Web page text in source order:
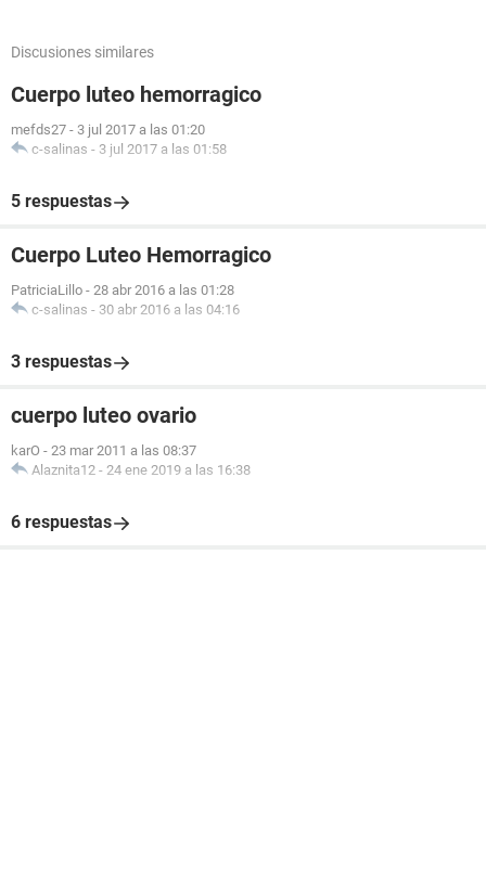
Discusiones similares
Cuerpo luteo hemorragico
mefds27 - 3 jul 2017 a las 01:20
c-salinas - 3 jul 2017 a las 01:58
5 respuestas
Cuerpo Luteo Hemorragico
PatriciaLillo - 28 abr 2016 a las 01:28
c-salinas - 30 abr 2016 a las 04:16
3 respuestas
cuerpo luteo ovario
karO - 23 mar 2011 a las 08:37
Alaznita12 - 24 ene 2019 a las 16:38
6 respuestas